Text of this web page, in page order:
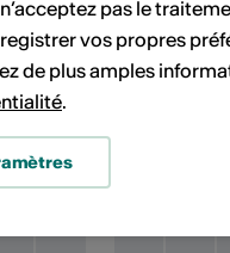
8 9
16
23
8 9
pas le
vos propres
de plus amples
.